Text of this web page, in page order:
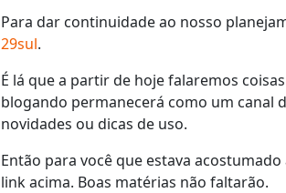
Para dar continuidade ao nosso
29sul.
É lá que a partir de hoje falaremos
blogando permanecerá como um canal
novidades ou dicas de uso.
Então para você que estava
link acima. Boas matérias não faltarão.